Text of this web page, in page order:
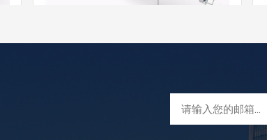
性能，采用多点线性推杆驱动，具有回
转驱动系统，可在极端天气下提供最大
的稳定性，配备阻尼器以确保系统的稳